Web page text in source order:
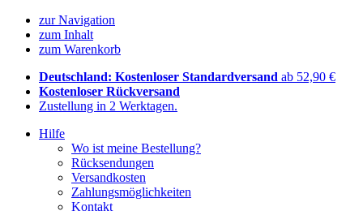
zur Navigation
zum Inhalt
zum Warenkorb
Deutschland: Kostenloser Standardversand ab 52,90 €
Kostenloser Rückversand
Zustellung in 2 Werktagen.
Hilfe
Wo ist meine Bestellung?
Rücksendungen
Versandkosten
Zahlungsmöglichkeiten
Kontakt